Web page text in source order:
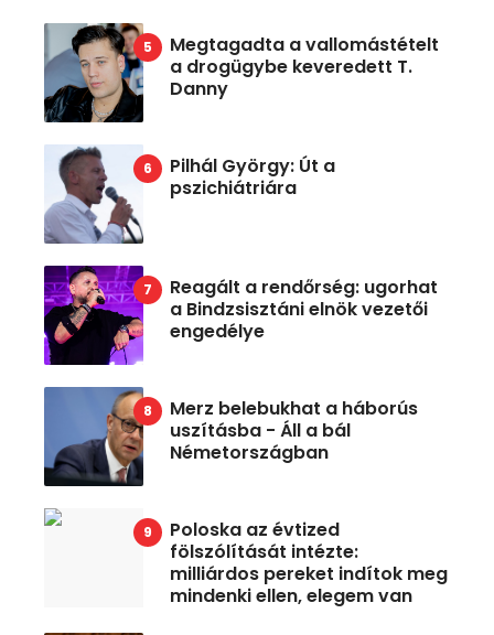
Megtagadta a vallomástételt
a drogügybe keveredett T.
Danny
Pilhál György: Út a
pszichiátriára
Reagált a rendőrség: ugorhat
a Bindzsisztáni elnök vezetői
engedélye
Merz belebukhat a háborús
uszításba - Áll a bál
Németországban
Poloska az évtized
fölszólítását intézte:
milliárdos pereket indítok meg
mindenki ellen, elegem van